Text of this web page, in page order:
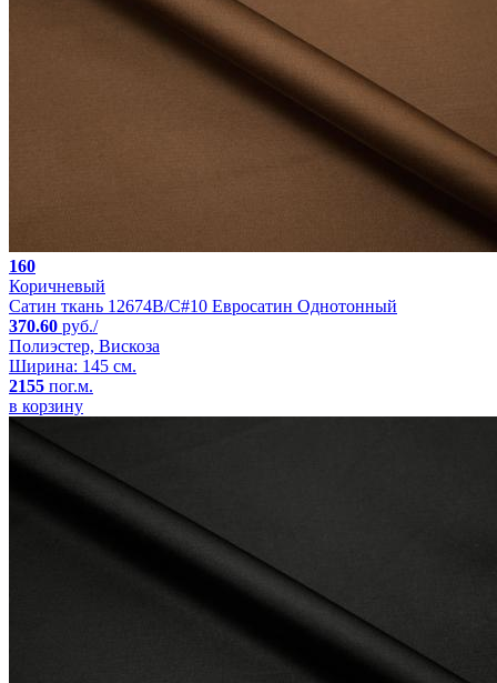
160
Коричневый
Сатин ткань 12674B/C#10 Евросатин Однотонный
370.60 руб./
Полиэстер, Вискоза
Ширина: 145 см.
2155 пог.м.
в корзину